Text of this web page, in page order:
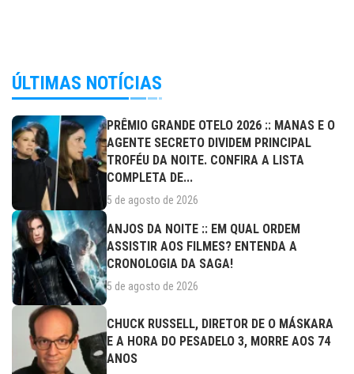
ÚLTIMAS NOTÍCIAS
PRÊMIO GRANDE OTELO 2026 :: MANAS E O
AGENTE SECRETO DIVIDEM PRINCIPAL
TROFÉU DA NOITE. CONFIRA A LISTA
COMPLETA DE...
5 de agosto de 2026
ANJOS DA NOITE :: EM QUAL ORDEM
ASSISTIR AOS FILMES? ENTENDA A
CRONOLOGIA DA SAGA!
5 de agosto de 2026
CHUCK RUSSELL, DIRETOR DE O MÁSKARA
E A HORA DO PESADELO 3, MORRE AOS 74
ANOS